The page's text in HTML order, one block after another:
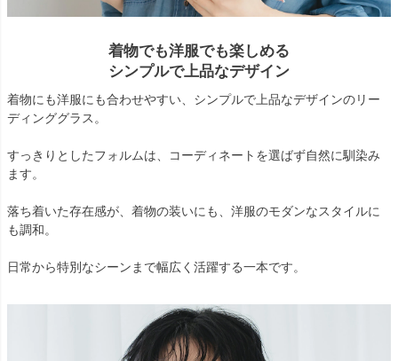
着物でも洋服でも楽しめる
シンプルで上品なデザイン
着物にも洋服にも合わせやすい、シンプルで上品なデザインのリー
ディンググラス。
すっきりとしたフォルムは、コーディネートを選ばず自然に馴染み
ます。
落ち着いた存在感が、着物の装いにも、洋服のモダンなスタイルに
も調和。
日常から特別なシーンまで幅広く活躍する一本です。